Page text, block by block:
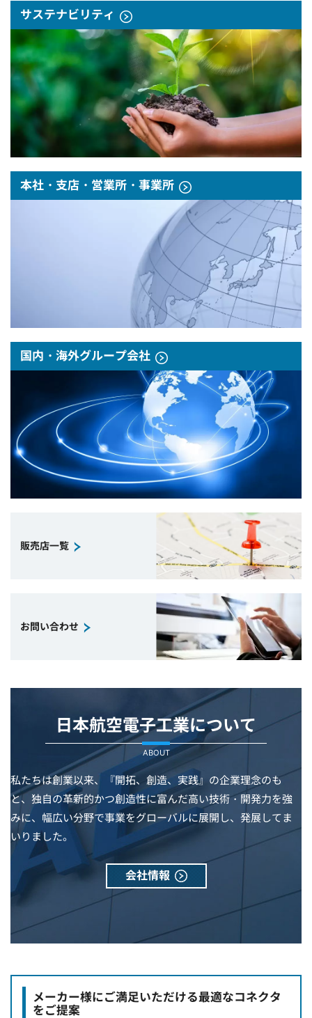
サステナビリティ
本社・支店・営業所・事業所
国内・海外グループ会社
販売店一覧
お問い合わせ
日本航空電子工業について
ABOUT
私たちは創業以来、『開拓、創造、実践』の企業理念のも
と、独自の革新的かつ創造性に富んだ高い技術・開発力を強
みに、幅広い分野で事業をグローバルに展開し、発展してま
いりました。
会社情報
メーカー様にご満足いただける最適なコネクタ
をご提案